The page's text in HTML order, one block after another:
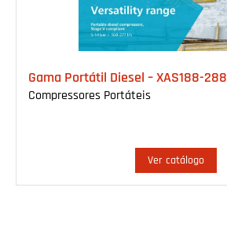
Gama Portátil Diesel – XAS188-288
Compressores Portáteis
Ver catálogo